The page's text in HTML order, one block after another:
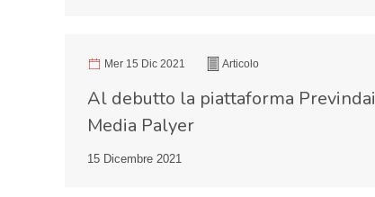
Mer 15 Dic 2021 Articolo
Al debutto la piattaforma Previndai
Media Palyer
15 Dicembre 2021